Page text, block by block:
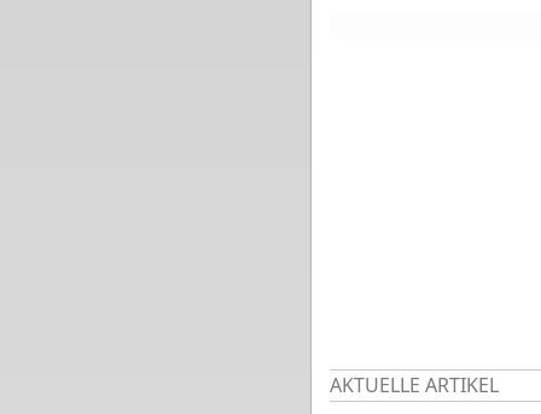
AKTUELLE ARTIKEL